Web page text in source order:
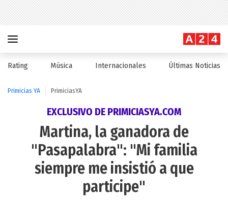
Rating Música Internacionales Últimas Noticias
Primicias YA PrimiciasYA
EXCLUSIVO DE PRIMICIASYA.COM
Martina, la ganadora de
"Pasapalabra": "Mi familia
siempre me insistió a que
participe"